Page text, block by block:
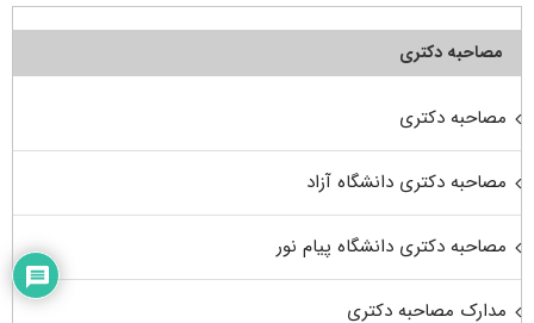
مصاحبه دکتری
مصاحبه دکتری
مصاحبه دکتری دانشگاه آزاد
مصاحبه دکتری دانشگاه پیام نور
مدارک مصاحبه دکتری